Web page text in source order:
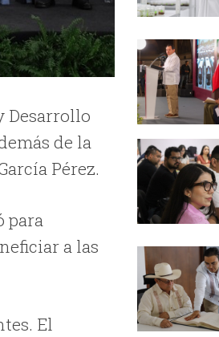
Desarrollo
de la
Pérez.
para
a las
El